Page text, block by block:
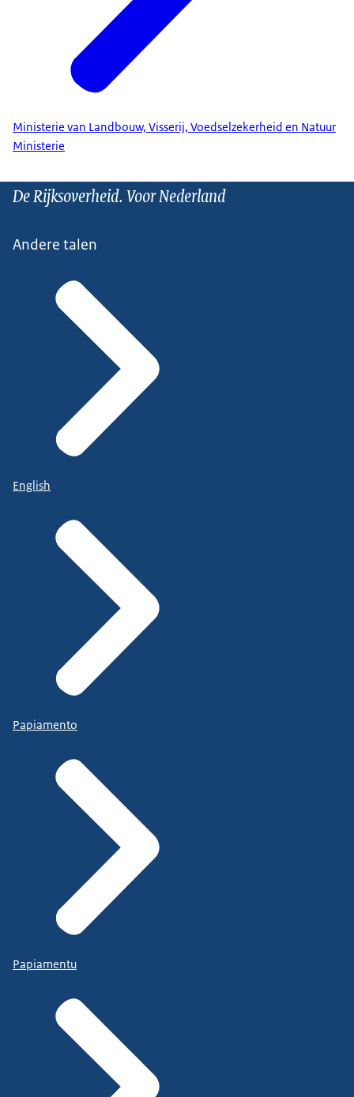
Ministerie van Landbouw, Visserij, Voedselzekerheid en Natuur
Ministerie
De Rijksoverheid. Voor Nederland
Andere talen
English
Papiamento
Papiamentu